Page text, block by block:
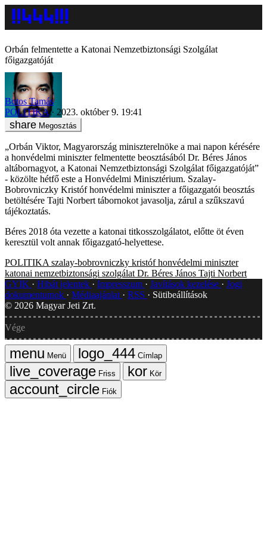
Orbán felmentette a Katonai Nemzetbiztonsági Szolgálat
főigazgatóját
Botos Tamás
POLITIKA
2023. október 9. 19:41
Megosztás
„Orbán Viktor, Magyarország miniszterelnöke a mai napon kérésére
a honvédelmi miniszter felmentette beosztásából Dr. Béres János
altábornagyot, a Katonai Nemzetbiztonsági Szolgálat főigazgatóját”
- közölte hétfő este a Honvédelmi Minisztérium. Szalay-
Bobrovniczky Kristóf honvédelmi miniszter a főigazgatói beosztás
betöltésére Tajti Norbert tábornokot javasolja, zárul a szűkszavú
tájékoztatás.
Béres 2018 óta vezette a katonai titkosszolgálatot, előtte öt éven
keresztül volt annak főigazgató-helyettese.
POLITIKA szalay-bobrovniczky kristóf honvédelmi miniszter
katonai nemzetbiztonsági szolgálat Dr. Béres János Tajti Norbert
GYIK
Hibát jelentek Impresszum Javítások kezelése
Jogi
dokumentumok
Médiaajánlat RSS
Sütibeállítások
© 2026 Magyar Jeti Zrt.
Vége
Menü
Címlap
Friss
Kör
Fiók